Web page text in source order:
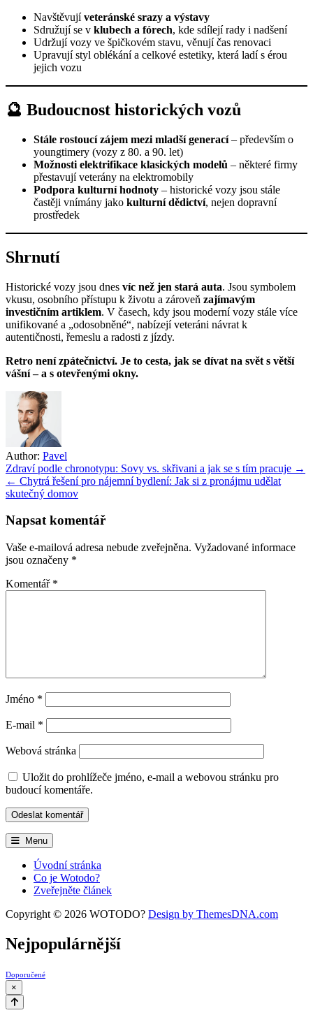
Navštěvujíveteránské srazy a výstavy
Sdružují se v klubech a fórech, kde sdílejí rady i nadšení
Udržují vozy ve špičkovém stavu, věnují čas renovaci
Upravují styl oblékání a celkové estetiky, která ladí s érou
jejich vozu
🔮 Budoucnost historických vozů
Stále rostoucí zájem mezi mladší generací– především o
youngtimery (vozy z 80. a 90. let)
Možnosti elektrifikace klasických modelů – některé firmy
přestavují veterány na elektromobily
Podpora kulturní hodnoty – historické vozy jsou stále
častěji vnímány jako kulturní dědictví, nejen dopravní
prostředek
Shrnutí
Historické vozy jsou dnes víc než jen stará auta. Jsou symbolem
vkusu, osobního přístupu k životu a zároveň zajímavým
investičním artiklem. V časech, kdy jsou moderní vozy stále více
unifikované a „odosobněné“, nabízejí veteráni návrat k
autentičnosti, řemeslu a radosti z jízdy.
Retro není zpátečnictví. Je to cesta, jak se dívat na svět s větší
vášní – a s otevřenými okny.
Author: Pavel
Navigace
pro
Zdraví podle chronotypu: Sovy vs. skřivani a jak se s tím pracuje →
← Chytrá řešení pro nájemní bydlení: Jak si z pronájmu udělat
skutečný domov
Napsat komentář
Vaše e-mailová adresa nebude zveřejněna. Vyžadované informace
jsou označeny *
Komentář *
Jméno *
E-mail *
Webová stránka
Uložit do prohlížeče jméno, e-mail a webovou stránku pro
budoucí komentáře.
Menu
Úvodní stránka
Co je Wotodo?
Zveřejněte článek
Copyright © 2026 WOTODO? Design by ThemesDNA.com
Nejpopulárnější
Doporučené
×
Scroll